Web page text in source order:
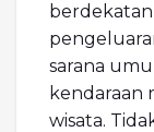
sarana
kendaraan
wisata.